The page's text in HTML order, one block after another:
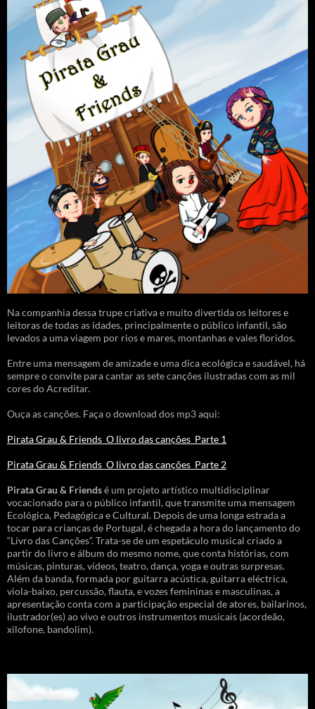
Na companhia dessa trupe criativa e muito divertida os leitores e
leitoras de todas as idades, principalmente o público infantil, são
levados a uma viagem por rios e mares, montanhas e vales floridos.
Entre uma mensagem de amizade e uma dica ecológica e saudável, há
sempre o convite para cantar as sete canções ilustradas com as mil
cores do Acreditar.
Ouça as canções. Faça o download dos mp3 aqui:
Pirata Grau & Friends_O livro das canções_Parte 1
Pirata Grau & Friends_O livro das canções_Parte 2
Pirata Grau & Friendsé um projeto artístico multidisciplinar
vocacionado para o público infantil, que transmite uma mensagem
Ecológica, Pedagógica e Cultural. Depois de uma longa estrada a
tocar para crianças de Portugal, é chegada a hora do lançamento do
“Livro das Canções”. Trata-se de um espetáculo musical criado a
partir do livro e álbum do mesmo nome, que conta histórias, com
músicas, pinturas, vídeos, teatro, dança, yoga e outras surpresas.
Além da banda, formada por guitarra acústica, guitarra eléctrica,
viola-baixo, percussão, flauta, e vozes femininas e masculinas, a
apresentação conta com a participação especial de atores, bailarinos,
ilustrador(es) ao vivo e outros instrumentos musicais (acordeão,
xilofone, bandolim).